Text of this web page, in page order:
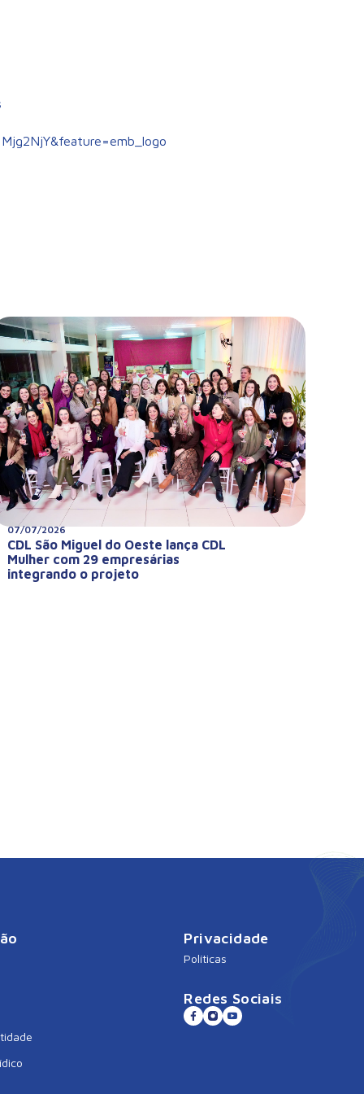
07/07/2026
CDL São Miguel do Oeste lança CDL
Mulher com 29 empresárias
integrando o projeto
Privacidade
Políticas
Redes Sociais